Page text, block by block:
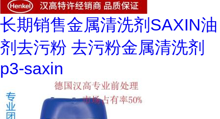
长期销售金属清洗剂SAXIN油
剂去污粉 去污粉金属清洗剂
p3-saxin